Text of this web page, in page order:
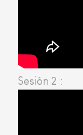
Sesión 2ª: